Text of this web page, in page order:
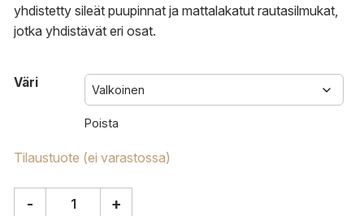
yhdistetty sileät puupinnat ja mattalakatut rautasilmukat,
jotka yhdistävät eri osat.
Väri
Poista
Tilaustuote (ei varastossa)
- +